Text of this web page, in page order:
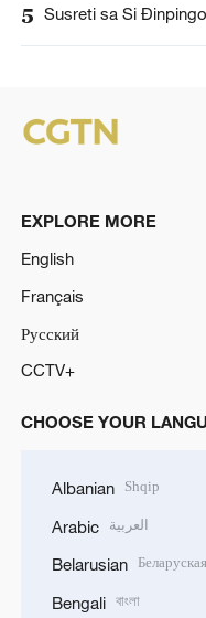
5 Susreti sa Si
EXPLORE MORE
English
Français
Русский
CCTV+
CHOOSE YOUR
Albanian Shqip
Arabic العربية
Belarusian Беларуская
Bengali বাংলা